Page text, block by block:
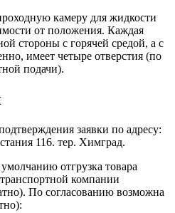
камеру для жидкости
от положения. Каждая
стороны с горячей средой, а с
имеет четыре отверстия (по
подачи).
заявки по адресу:
116. тер. Химград.
отгрузка товара
компании
По согласованию возможна